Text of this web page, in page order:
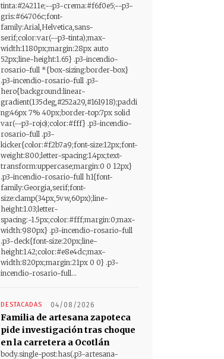
tinta:#24211e;--p3-crema:#f6f0e5;--p3-
gris:#64706c;font-
family:Arial,Helvetica,sans-
serif;color:var(--p3-tinta);max-
width:1180px;margin:28px auto
52px;line-height:1.65} .p3-incendio-
rosario-full *{box-sizing:border-box}
.p3-incendio-rosario-full .p3-
hero{background:linear-
gradient(135deg,#252a29,#161918);paddi
ng:46px 7% 40px;border-top:7px solid
var(--p3-rojo);color:#fff} .p3-incendio-
rosario-full .p3-
kicker{color:#f2b7a9;font-size:12px;font-
weight:800;letter-spacing:1.4px;text-
transform:uppercase;margin:0 0 12px}
.p3-incendio-rosario-full h1{font-
family:Georgia,serif;font-
size:clamp(34px,5vw,60px);line-
height:1.03;letter-
spacing:-1.5px;color:#fff;margin:0;max-
width:980px} .p3-incendio-rosario-full
.p3-deck{font-size:20px;line-
height:1.42;color:#e8e4dc;max-
width:820px;margin:21px 0 0} .p3-
incendio-rosario-full...
DESTACADAS 04/08/2026
Familia de artesana zapoteca
pide investigación tras choque
en la carretera a Ocotlán
body.single-post:has(.p3-artesana-